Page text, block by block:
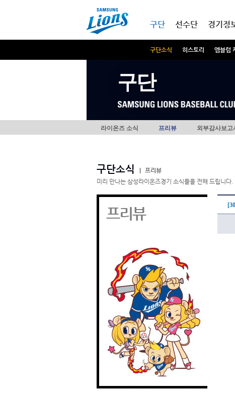
구단
구단소식 히스토리 엠블럼
선수단 경기정
구단
라이온즈 소식 프리뷰 외부감사보고
구단소식
프리뷰
미리 만나는 삼성라이온즈경기 소식들을 전해 드립니다.
프리뷰